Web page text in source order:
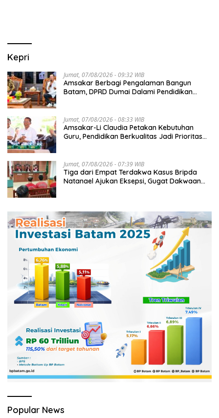
Kepri
Jumat, 07/08/2026 - 09:32 WIB
Amsakar Berbagi Pengalaman Bangun
Batam, DPRD Dumai Dalami Pendidikan
Jumat, 07/08/2026 - 08:33 WIB
Amsakar-Li Claudia Petakan Kebutuhan
Guru, Pendidikan Berkualitas Jadi Prioritas
Jumat, 07/08/2026 - 07:39 WIB
Tiga dari Empat Terdakwa Kasus Bripda
Natanael Ajukan Eksepsi, Gugat Dakwaan
Popular News